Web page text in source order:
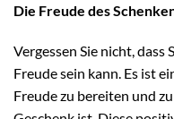
Die Freude des
Vergessen Sie nicht, dass
Freude sein kann. Es ist
Freude zu bereiten und